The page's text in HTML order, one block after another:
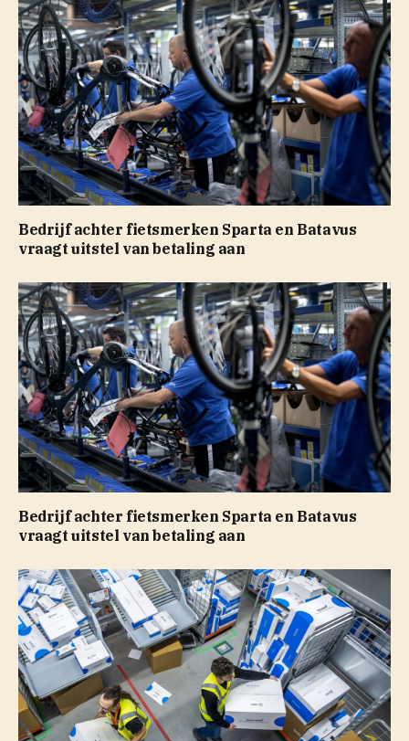
Bedrijf achter fietsmerken Sparta en Batavus
vraagt uitstel van betaling aan
Bedrijf achter fietsmerken Sparta en Batavus
vraagt uitstel van betaling aan